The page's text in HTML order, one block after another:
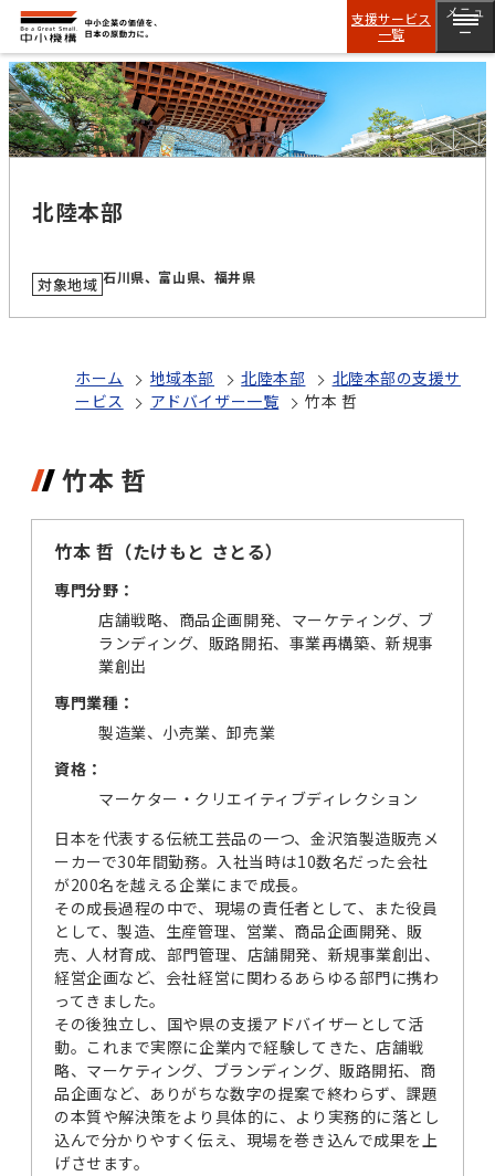
支援サービス
一覧
メニュ
ー
北陸本部
対象地域 石川県、富山県、福井県
ホーム 地域本部 北陸本部
北陸本部の支援サ
ービス
アドバイザー一覧 竹本 哲
竹本 哲
竹本 哲（たけもと さとる）
専門分野：
店舗戦略、商品企画開発、マーケティング、ブ
ランディング、販路開拓、事業再構築、新規事
業創出
専門業種：
製造業、小売業、卸売業
資格：
マーケター・クリエイティブディレクション
日本を代表する伝統工芸品の一つ、金沢箔製造販売メ
ーカーで30年間勤務。入社当時は10数名だった会社
が200名を越える企業にまで成長。
その成長過程の中で、現場の責任者として、また役員
として、製造、生産管理、営業、商品企画開発、販
売、人材育成、部門管理、店舗開発、新規事業創出、
経営企画など、会社経営に関わるあらゆる部門に携わ
ってきました。
その後独立し、国や県の支援アドバイザーとして活
動。これまで実際に企業内で経験してきた、店舗戦
略、マーケティング、ブランディング、販路開拓、商
品企画など、ありがちな数字の提案で終わらず、課題
の本質や解決策をより具体的に、より実務的に落とし
込んで分かりやすく伝え、現場を巻き込んで成果を上
げさせます。